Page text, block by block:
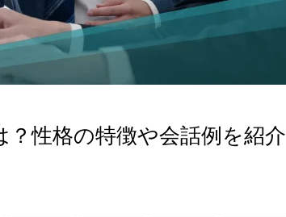
性格の特徴や会話例を紹介